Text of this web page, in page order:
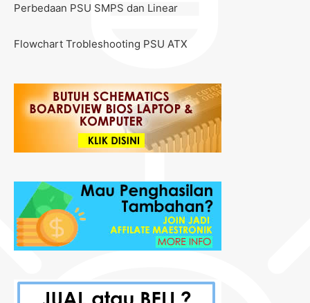
Perbedaan PSU SMPS dan Linear
Flowchart Trobleshooting PSU ATX